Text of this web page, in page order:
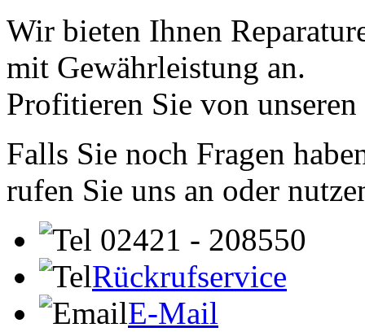
Wir bieten Ihnen
mit Gewährleistung an.
Profitieren Sie von
Falls Sie noch Fragen
rufen Sie uns an oder
02421 - 208550
Rückrufservice
E-Mail